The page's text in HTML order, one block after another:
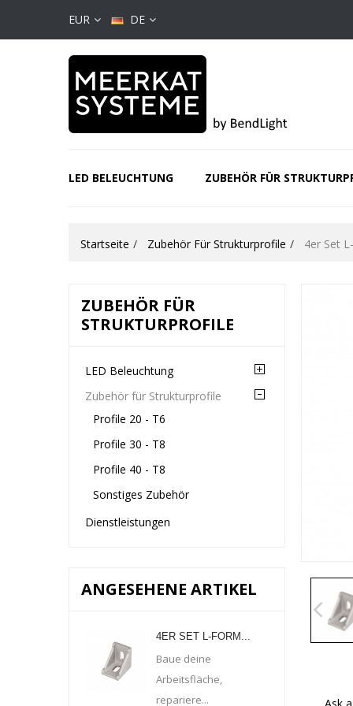
EUR DE
LED BELEUCHTUNG ZUBEHÖR FÜR
Startseite Zubehör Für Strukturprofile 4er Set
ZUBEHÖR FÜR
STRUKTURPROFILE
LED Beleuchtung
Zubehör für Strukturprofile
Profile 20 - T6
Profile 30 - T8
Profile 40 - T8
Sonstiges Zubehör
Dienstleistungen
ANGESEHENE ARTIKEL
4ER SET L-FORM...
Baue deine
Arbeitsfläche,
repariere...